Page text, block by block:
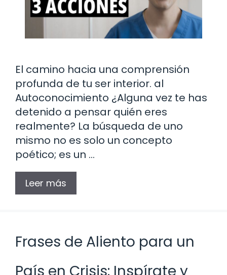
El camino hacia una comprensión
profunda de tu ser interior. al
Autoconocimiento ¿Alguna vez te has
detenido a pensar quién eres
realmente? La búsqueda de uno
mismo no es solo un concepto
poético; es un …
Leer más
Frases de Aliento para un